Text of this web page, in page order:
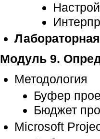
Модуль 9.
Методология
Буфер
Бюджет
Microsoft